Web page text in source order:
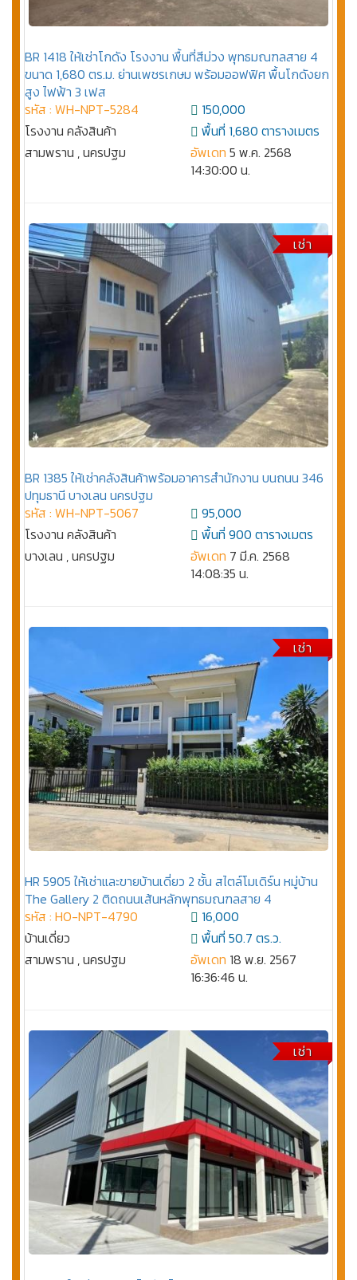
BR 1418 ให้เช่าโกดัง โรงงาน พื้นที่สีม่วง พุทธมณฑลสาย 4
ขนาด 1,680 ตร.ม. ย่านเพชรเกษม พร้อมออฟฟิศ พื้นโกดังยก
สูง ไฟฟ้า 3 เฟส
รหัส : WH-NPT-5284
โรงงาน คลังสินค้า
สามพราน , นครปฐม
150,000
พื้นที่ 1,680 ตารางเมตร
อัพเดท 5 พ.ค. 2568
14:30:00 น.
เช่า
BR 1385 ให้เช่าคลังสินค้าพร้อมอาคารสำนักงาน บนถนน 346
ปทุมธานี บางเลน นครปฐม
รหัส : WH-NPT-5067
โรงงาน คลังสินค้า
บางเลน , นครปฐม
95,000
พื้นที่ 900 ตารางเมตร
อัพเดท 7 มี.ค. 2568
14:08:35 น.
เช่า
HR 5905 ให้เช่าและขายบ้านเดี่ยว 2 ชั้น สไตล์โมเดิร์น หมู่บ้าน
The Gallery 2 ติดถนนเส้นหลักพุทธมณฑลสาย 4
รหัส : HO-NPT-4790
บ้านเดี่ยว
สามพราน , นครปฐม
16,000
พื้นที่ 50.7 ตร.ว.
อัพเดท 18 พ.ย. 2567
16:36:46 น.
เช่า